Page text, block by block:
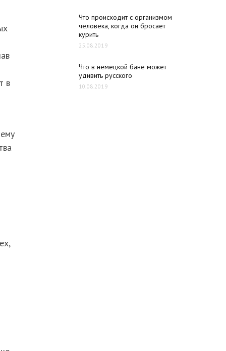
в
Что происходит с организмом
человека, когда он бросает
курить
25.08.2019
Что в немецкой бане может
удивить русского
10.08.2019